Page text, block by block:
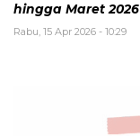
hingga Maret 2026
Rabu, 15 Apr 2026 - 10:29